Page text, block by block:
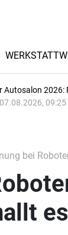
Autosalon 2026:
07.08.2026, 09:25
bei
es